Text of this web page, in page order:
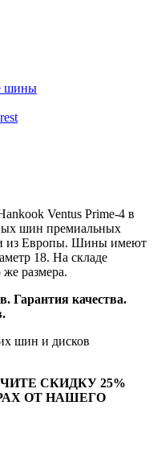
шины
Ventus Prime-4 в
шин премиальных
из Европы. Шины имеют
18. На складе
размера.
Гарантия качества.
шин и дисков
СКИДКУ 25%
ОТ НАШЕГО